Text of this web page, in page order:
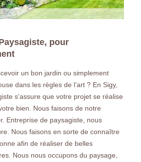
pour
un bon jardin ou simplement
dans les règles de l’art ? En Sigy,
s’assure que votre projet se réalise
bien. Nous faisons de notre
Entreprise de paysagiste, nous
Nous faisons en sorte de connaître
afin de réaliser de belles
Nous nous occupons du paysage,